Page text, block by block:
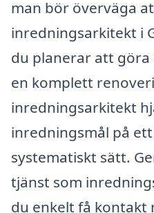
man bör överväga
inredningsarkitekt i
du planerar att
en komplett
inredningsarkitekt
inredningsmål på
systematiskt sätt.
tjänst som
du enkelt få kontakt